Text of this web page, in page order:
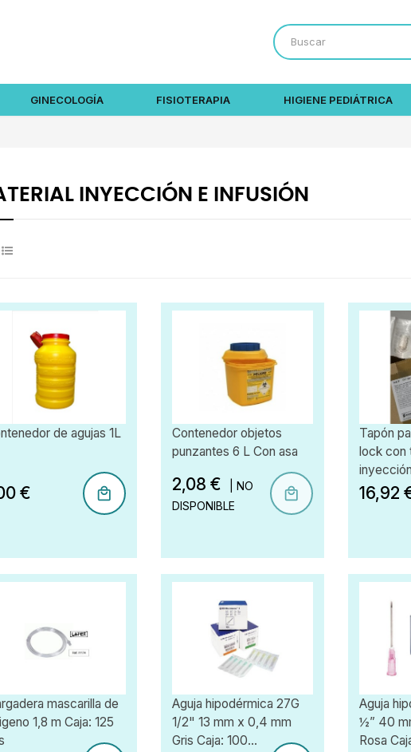
GINECOLOGÍA FISIOTERAPIA HIGIENE PEDIÁTRICA
INYECCIÓN E INFUSIÓN
de agujas 1L
€
Contenedor objetos
punzantes 6 L Con asa
2,08 €
| NO
DISPONIBLE
Tapón
lock con
16,92
mascarilla de
1,8 m Caja: 125
Aguja hipodérmica 27G
1/2" 13 mm x 0,4 mm
Gris Caja: 100...
Aguja
½” 40
Rosa